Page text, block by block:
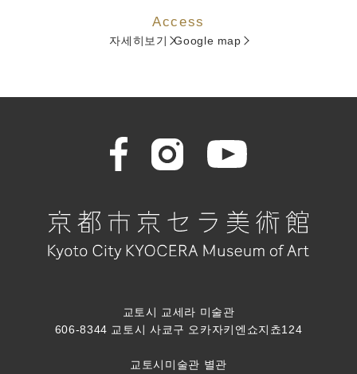
Access
자세히보기 Google map
교토시 교세라 미술관
606-8344 교토시 사쿄구 오카자키엔쇼지쵸124
교토시미술관 별관